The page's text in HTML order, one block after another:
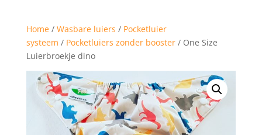
Home/ Wasbare luiers / Pocketluier
systeem / Pocketluiers zonder booster/ One Size
Luierbroekje dino